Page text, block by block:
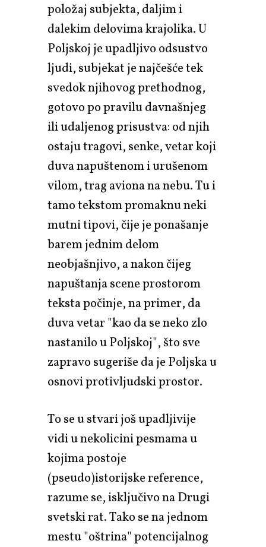
položaj subjekta, daljim i
dalekim delovima krajolika. U
Poljskoj je upadljivo odsustvo
ljudi, subjekat je najčešće tek
svedok njihovog prethodnog,
gotovo po pravilu davnašnjeg
ili udaljenog prisustva: od njih
ostaju tragovi, senke, vetar koji
duva napuštenom i urušenom
vilom, trag aviona na nebu. Tu i
tamo tekstom promaknu neki
mutni tipovi, čije je ponašanje
barem jednim delom
neobjašnjivo, a nakon čijeg
napuštanja scene prostorom
teksta počinje, na primer, da
duva vetar "kao da se neko zlo
nastanilo u Poljskoj", što sve
zapravo sugeriše da je Poljska u
osnovi protivljudski prostor.
To se u stvari još upadljivije
vidi u nekolicini pesmama u
kojima postoje
(pseudo)istorijske reference,
razume se, isključivo na Drugi
svetski rat. Tako se na jednom
mestu "oštrina" potencijalnog